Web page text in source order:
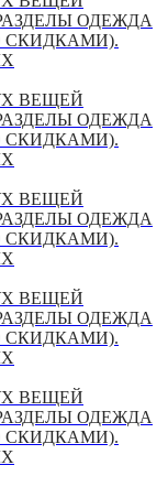
ОДЕЖДА
СКИДКАМИ).
ВЕЩЕЙ
ОДЕЖДА
СКИДКАМИ).
ВЕЩЕЙ
ОДЕЖДА
СКИДКАМИ).
ВЕЩЕЙ
ОДЕЖДА
СКИДКАМИ).
ВЕЩЕЙ
ОДЕЖДА
СКИДКАМИ).